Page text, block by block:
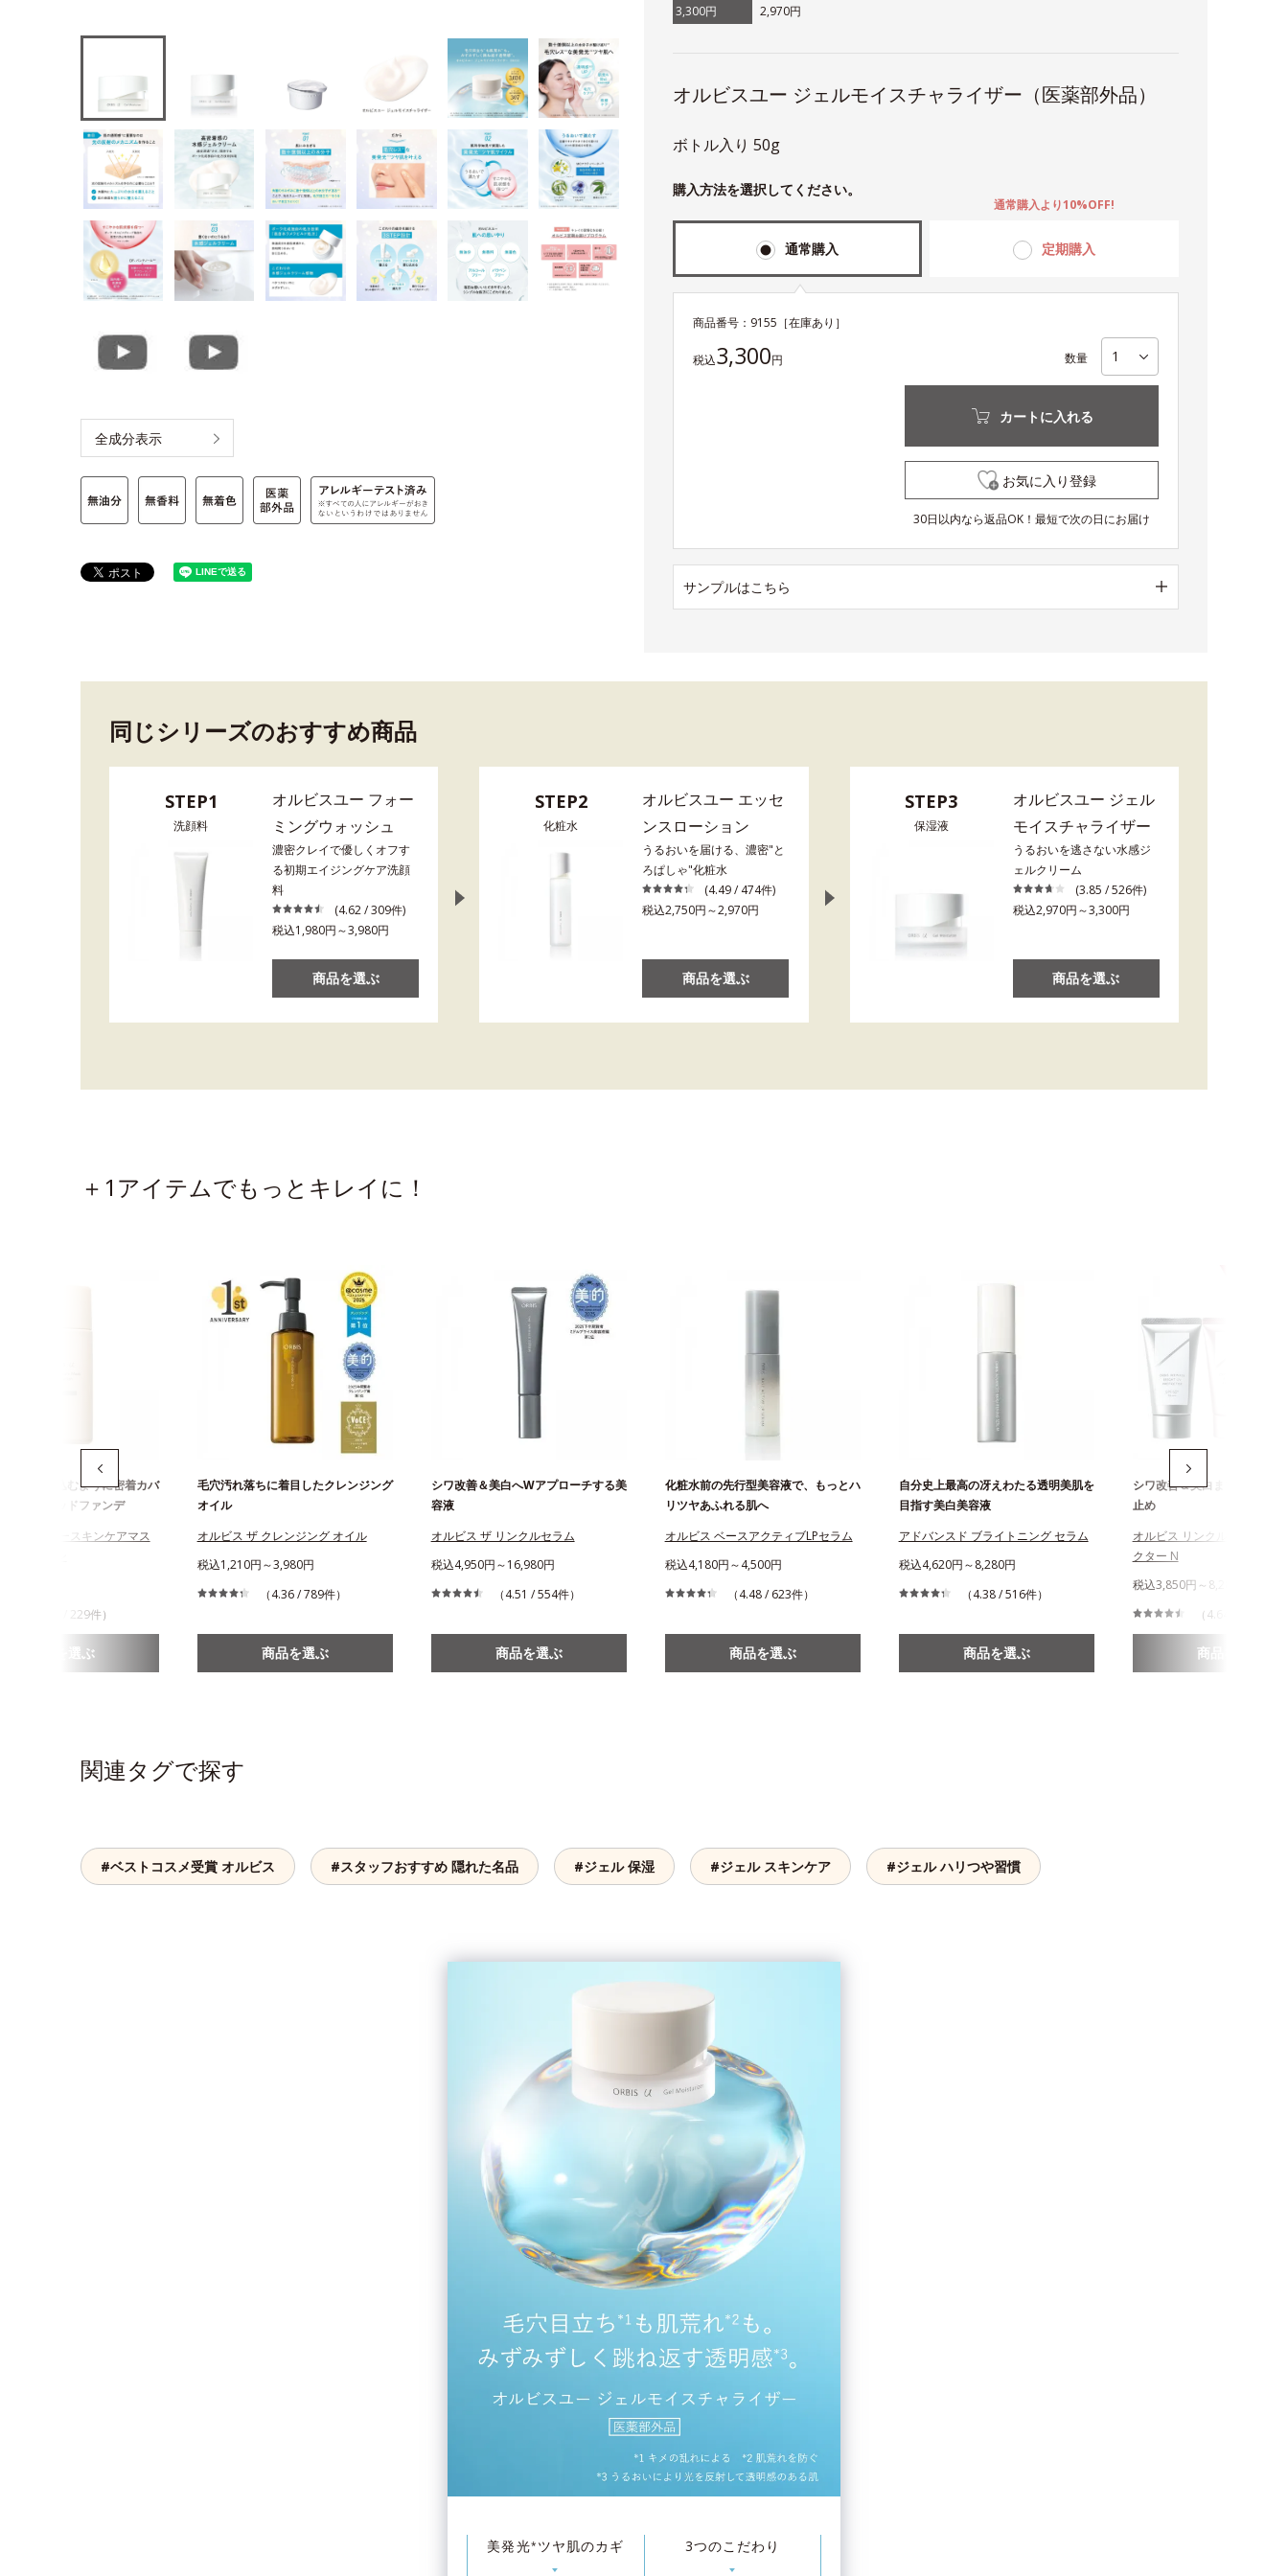
全成分表示
3,300円 2,970円
オルビスユー ジェルモイスチャライザー（医薬部外品）
ボトル入り 50g
購入方法を選択してください。
通常購入 定期購入
通常購入より10%OFF!
商品番号： 9155 ［在庫あり］
税込3,300円 数量
カートに入れる
お気に入り登録
30日以内なら返品OK！最短で次の日にお届け
サンプルはこちら
同じシリーズのおすすめ商品
STEP1
洗顔料
オルビスユー フォー
ミングウォッシュ
濃密クレイで優しくオフす
る初期エイジングケア洗顔
料
(4.62 / 309件)
税込1,980円～3,980円
商品を選ぶ
STEP2
化粧水
オルビスユー エッセ
ンスローション
うるおいを届ける、濃密"と
ろぱしゃ"化粧水
(4.49 / 474件)
税込2,750円～2,970円
商品を選ぶ
STEP3
保湿液
オルビスユー ジェル
モイスチャライザー
うるおいを逃さない水感ジ
ェルクリーム
(3.85 / 526件)
税込2,970円～3,300円
商品を選ぶ
＋1アイテムでもっとキレイに！
しくとけ込むように密着カバ
レスリキッドファンデ
ユー カラースキンケアマス
（3.76 / 229件）
商品を選ぶ
毛穴汚れ落ちに着目したクレンジング
オイル
オルビス ザ クレンジング オイル
税込1,210円～3,980円
（4.36 / 789件）
商品を選ぶ
シワ改善＆美白へWアプローチする美
容液
オルビス ザ リンクルセラム
税込4,950円～16,980円
（4.51 / 554件）
商品を選ぶ
化粧水前の先行型美容液で、もっとハ
リツヤあふれる肌へ
オルビス ベースアクティブLPセラム
税込4,180円～4,500円
（4.48 / 623件）
商品を選ぶ
自分史上最高の冴えわたる透明美肌を
目指す美白美容液
アドバンスド ブライトニング セラム
税込4,620円～8,280円
（4.38 / 516件）
商品を選ぶ
シワ改善＆美白まで叶える薬
止め
オルビス リンクルブライト
クター N
税込3,850円～8,280円
（4.64 / 863件）
商品を選ぶ
関連タグで探す
#ベストコスメ受賞 オルビス #スタッフおすすめ 隠れた名品 #ジェル 保湿 #ジェル スキンケア #ジェル ハリつや習慣
美発光* ツヤ肌のカギ
▼
3つのこだわり
▼